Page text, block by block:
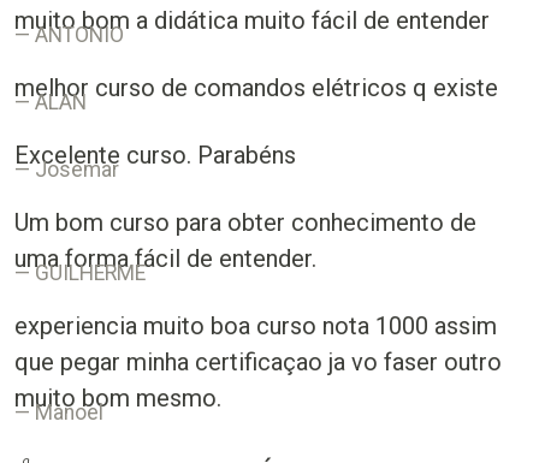
muito bom a didática muito fácil de entender
ANTONIO
melhor curso de comandos elétricos q existe
ALAN
Excelente curso. Parabéns
Josemar
Um bom curso para obter conhecimento de
uma forma fácil de entender.
GUILHERME
experiencia muito boa curso nota 1000 assim
que pegar minha certificaçao ja vo faser outro
muito bom mesmo.
Manoel